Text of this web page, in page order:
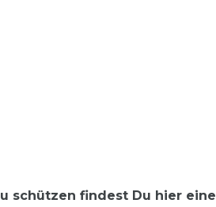
schützen findest Du hier eine